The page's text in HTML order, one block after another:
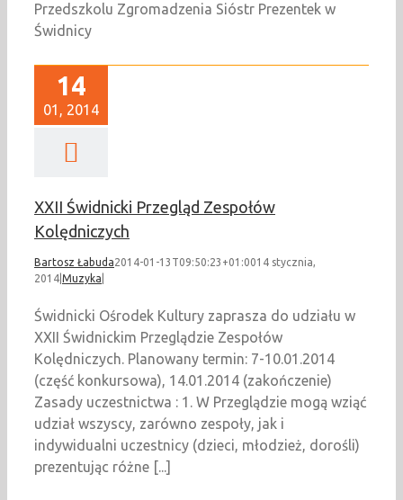
Przedszkolu Zgromadzenia Sióstr Prezentek w
Świdnicy
14
01, 2014
XXII Świdnicki Przegląd Zespołów
Kolędniczych
Bartosz Łabuda2014-01-13T09:50:23+01:0014 stycznia,
2014 Muzyka
Świdnicki Ośrodek Kultury zaprasza do udziału w
XXII Świdnickim Przeglądzie Zespołów
Kolędniczych. Planowany termin: 7-10.01.2014
(część konkursowa), 14.01.2014 (zakończenie)
Zasady uczestnictwa : 1. W Przeglądzie mogą wziąć
udział wszyscy, zarówno zespoły, jak i
indywidualni uczestnicy (dzieci, młodzież, dorośli)
prezentując różne [...]